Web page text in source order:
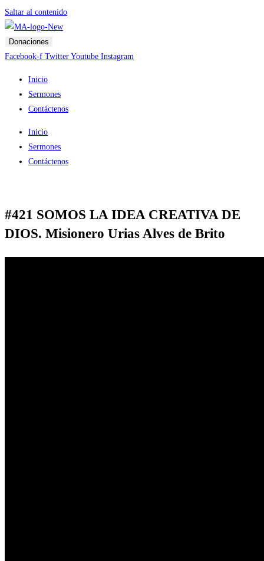
Saltar al contenido
Donaciones
Facebook-f Twitter Youtube Instagram
Inicio
Sermones
Contáctenos
Inicio
Sermones
Contáctenos
#421 SOMOS LA IDEA CREATIVA DE
DIOS. Misionero Urias Alves de Brito